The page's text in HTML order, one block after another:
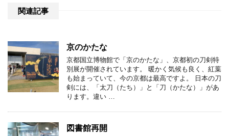
関連記事
京のかたな
京都国立博物館で「京のかたな」、京都初の刀剣特
別展が開催されています。 暖かく気候も良く、紅葉
も始まっていて、今の京都は最高ですよ。 日本の刀
剣には、「太刀（たち）」と「刀（かたな）」があ
ります。違い …
図書館再開